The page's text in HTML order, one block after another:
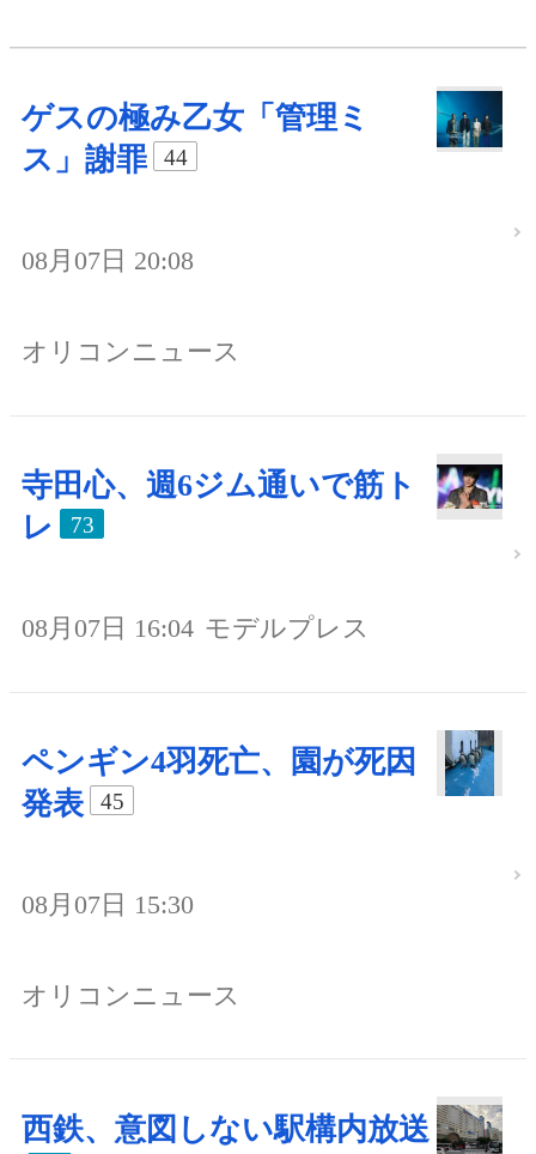
ゲスの極み乙女「管理ミ
ス」謝罪
44
08月07日 20:08
オリコンニュース
寺田心、週6ジム通いで筋ト
レ
73
08月07日 16:04 モデルプレス
ペンギン4羽死亡、園が死因
発表
45
08月07日 15:30
オリコンニュース
西鉄、意図しない駅構内放送